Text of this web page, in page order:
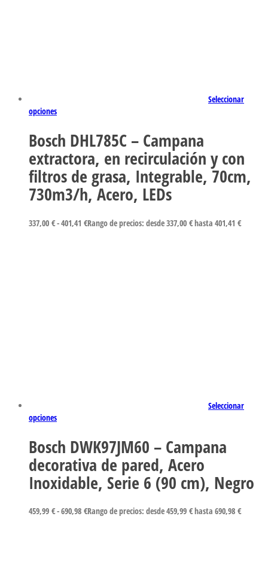
Seleccionar
opciones
Bosch DHL785C – Campana
extractora, en recirculación y con
filtros de grasa, Integrable, 70cm,
730m3/h, Acero, LEDs
337,00 €-401,41 €Rango de precios: desde 337,00 € hasta 401,41 €
Seleccionar
opciones
Bosch DWK97JM60 – Campana
decorativa de pared, Acero
Inoxidable, Serie 6 (90 cm), Negro
459,99 €-690,98 €Rango de precios: desde 459,99 € hasta 690,98 €